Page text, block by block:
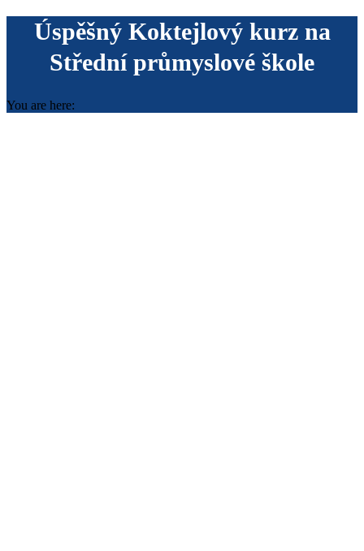
Úspěšný Koktejlový kurz na
Střední průmyslové škole
You are here: